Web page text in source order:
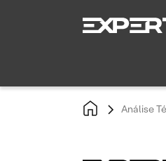
Análise